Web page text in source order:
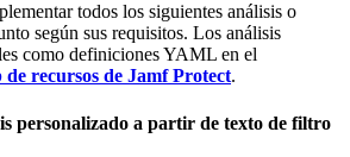
todos los siguientes análisis o
según sus requisitos. Los análisis
como definiciones YAML en el
recursos de Jamf Protect.
personalizado a partir de texto de filtro